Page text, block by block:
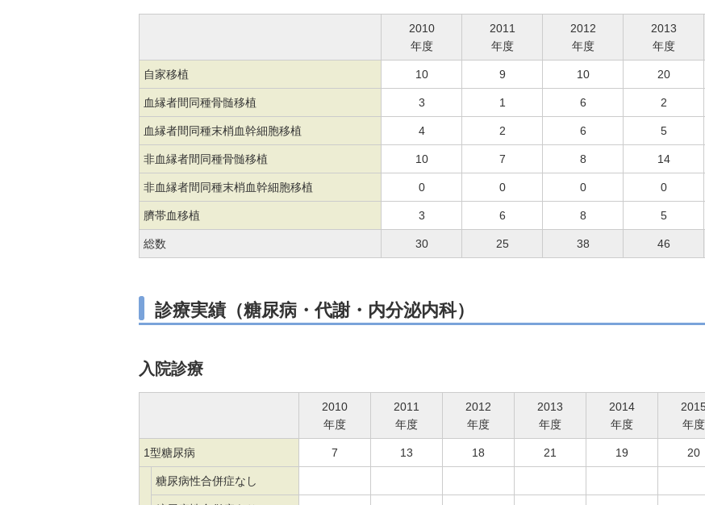
2010
年度
2011
年度
2012
年度
2013
年度
自家移植 10 9 10 20
血縁者間同種骨髄移植 3 1 6 2
血縁者間同種末梢血幹細胞移植 4 2 6 5
非血縁者間同種骨髄移植 10 7 8 14
非血縁者間同種末梢血幹細胞移植 0 0 0 0
臍帯血移植 3 6 8 5
総数 30 25 38 46
診療実績（糖尿病・代謝・内分泌内科）
入院診療
2010
年度
2011
年度
2012
年度
2013
年度
2014
年度
年度
1型糖尿病 7 13 18 21 19 20
糖尿病性合併症なし